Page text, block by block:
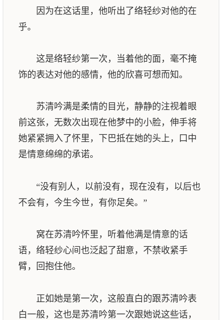
因为在这话里，他听出了络轻纱对他的在
乎。
这是络轻纱第一次，当着他的面，毫不掩
饰的表达对他的感情，他的欣喜可想而知。
苏清吟满是柔情的目光，静静的注视着眼
前这张，无数次出现在他梦中的小脸，伸手将
她紧紧拥入了怀里，下巴抵在她的头上，口中
是情意绵绵的承诺。
“没有别人，以前没有，现在没有，以后也
不会有，今生今世，有你足矣。”
窝在苏清吟怀里，听着他满是情意的话
语，络轻纱心间也泛起了甜意，不禁收紧手
臂，回抱住他。
正如她是第一次，这般直白的跟苏清吟表
白一般，这也是苏清吟第一次跟她说这些话，